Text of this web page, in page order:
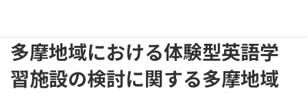
多摩地域における体験型英語学
習施設の検討に関する多摩地域